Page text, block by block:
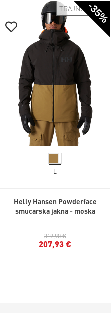
-35%
TRAJNOSTNO
L
Helly Hansen Powderface
smučarska jakna - moška
319,90 €
207,93 €